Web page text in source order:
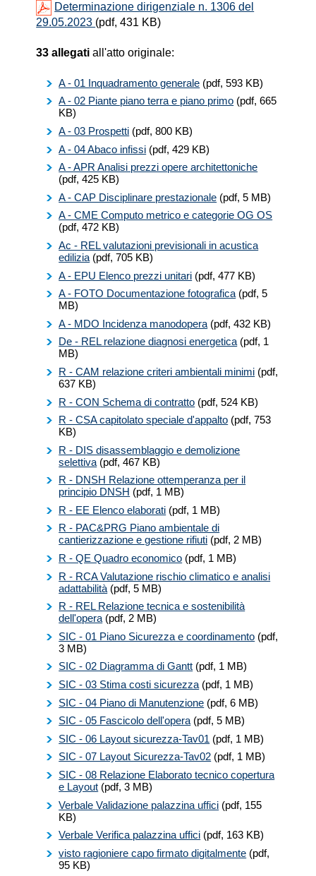
Determinazione dirigenziale n. 1306 del
29.05.2023 (pdf, 431 KB)
33 allegati all'atto originale:
A - 01 Inquadramento generale (pdf, 593 KB)
A - 02 Piante piano terra e piano primo (pdf, 665
KB)
A - 03 Prospetti (pdf, 800 KB)
A - 04 Abaco infissi (pdf, 429 KB)
A - APR Analisi prezzi opere architettoniche
(pdf, 425 KB)
A - CAP Disciplinare prestazionale (pdf, 5 MB)
A - CME Computo metrico e categorie OG OS
(pdf, 472 KB)
Ac - REL valutazioni previsionali in acustica
edilizia (pdf, 705 KB)
A - EPU Elenco prezzi unitari (pdf, 477 KB)
A - FOTO Documentazione fotografica (pdf, 5
MB)
A - MDO Incidenza manodopera (pdf, 432 KB)
De - REL relazione diagnosi energetica (pdf, 1
MB)
R - CAM relazione criteri ambientali minimi (pdf,
637 KB)
R - CON Schema di contratto (pdf, 524 KB)
R - CSA capitolato speciale d'appalto (pdf, 753
KB)
R - DIS disassemblaggio e demolizione
selettiva (pdf, 467 KB)
R - DNSH Relazione ottemperanza per il
principio DNSH (pdf, 1 MB)
R - EE Elenco elaborati (pdf, 1 MB)
R - PAC&PRG Piano ambientale di
cantierizzazione e gestione rifiuti (pdf, 2 MB)
R - QE Quadro economico (pdf, 1 MB)
R - RCA Valutazione rischio climatico e analisi
adattabilità (pdf, 5 MB)
R - REL Relazione tecnica e sostenibilità
dell'opera (pdf, 2 MB)
SIC - 01 Piano Sicurezza e coordinamento (pdf,
3 MB)
SIC - 02 Diagramma di Gantt (pdf, 1 MB)
SIC - 03 Stima costi sicurezza (pdf, 1 MB)
SIC - 04 Piano di Manutenzione (pdf, 6 MB)
SIC - 05 Fascicolo dell'opera (pdf, 5 MB)
SIC - 06 Layout sicurezza-Tav01 (pdf, 1 MB)
SIC - 07 Layout Sicurezza-Tav02 (pdf, 1 MB)
SIC - 08 Relazione Elaborato tecnico copertura
e Layout (pdf, 3 MB)
Verbale Validazione palazzina uffici (pdf, 155
KB)
Verbale Verifica palazzina uffici (pdf, 163 KB)
visto ragioniere capo firmato digitalmente (pdf,
95 KB)